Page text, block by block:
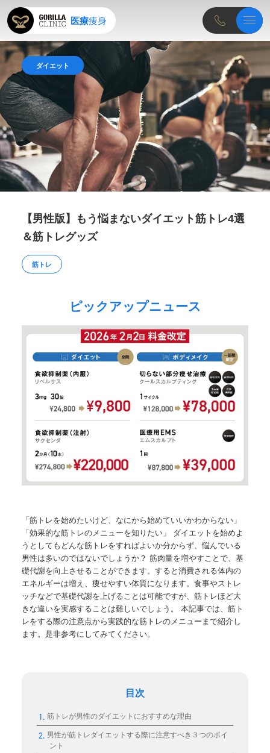
医療痩身
料金一覧
診療メニュー
クリニック一覧
医師のご紹介
よくある質問
医療痩身メディア
ダイエット
【男性版】もう悩まないダイエット筋トレ4選
＆筋トレグッズ
筋トレ
ピックアップニュース
「筋トレを始めたいけど、なにから始めていいかわからない」
「効果的な筋トレのメニューを知りたい」 ダイエットを始めよ
うとしてもどんな筋トレをすればよいか分からず、悩んでいる
男性は多いのではないでしょうか？ 筋肉量を増やすことで、基
礎代謝を向上させることができます。 すると消費される体内の
エネルギーは増え、痩せやすい体質になります。食事やストレ
ッチなどで基礎代謝を上げることは可能ですが、筋トレほど大
きな違いを実感することは難しいでしょう。 本記事では、筋ト
レをする際の注意点から実践的な筋トレのメニューまで紹介し
ます。是非参考にしてみてください。
目次
筋トレが男性のダイエットにおすすめな理由
男性が筋トレダイエットする際に注意すべき３つのポイ
ント